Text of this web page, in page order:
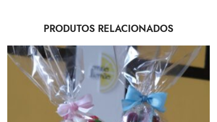
PRODUTOS RELACIONADOS